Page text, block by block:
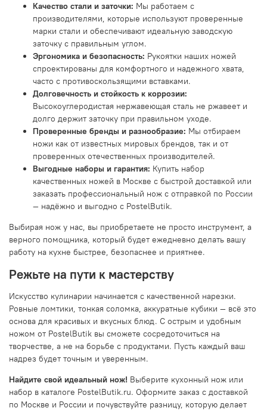
Качество стали и заточки: Мы работаем с
производителями, которые используют проверенные
марки стали и обеспечивают идеальную заводскую
заточку с правильным углом.
Эргономика и безопасность: Рукоятки наших ножей
спроектированы для комфортного и надежного хвата,
часто с противоскользящими вставками.
Долговечность и стойкость к коррозии:
Высокоуглеродистая нержавеющая сталь не ржавеет и
долго держит заточку при правильном уходе.
Проверенные бренды и разнообразие: Мы отбираем
ножи как от известных мировых брендов, так и от
проверенных отечественных производителей.
Выгодные наборы и гарантия: Купить набор
качественных ножей в Москве с быстрой доставкой или
заказать профессиональный нож с отправкой по России
— надёжно и выгодно с PostelButik.
Выбирая нож у нас, вы приобретаете не просто инструмент, а
верного помощника, который будет ежедневно делать вашу
работу на кухне быстрее, безопаснее и приятнее.
Режьте на пути к мастерству
Искусство кулинарии начинается с качественной нарезки.
Ровные ломтики, тонкая соломка, аккуратные кубики — всё это
основа для красивых и вкусных блюд. С острым и удобным
ножом от PostelButik вы сможете сосредоточиться на
творчестве, а не на борьбе с продуктами. Пусть каждый ваш
надрез будет точным и уверенным.
Найдите свой идеальный нож! Выберите кухонный нож или
набор в каталоге PostelButik.ru. Оформите заказ с доставкой
по Москве и России и почувствуйте разницу, которую делает